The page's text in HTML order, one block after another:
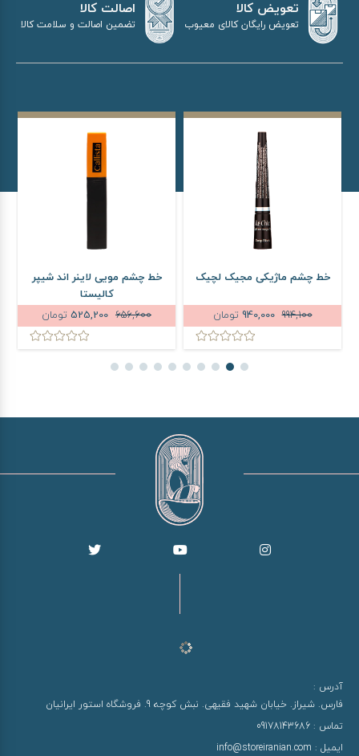
تعویض کالا
تعویض رایگان کالای معیوب
اصالت کالا
تضمین اصالت و سلامت کالا
خط چشم ماژیکی مجیک لچیک
994,100
940,000 تومان
خط چشم مویی لاینر اند شیپر
کالیستا
656,600
تومان
آدرس :
فارس. شیراز. خیابان شهید فقیهی. نبش کوچه 9. فروشگاه استور ایرانیان
تماس : 09178143686
ایمیل : info@storeiranian.com